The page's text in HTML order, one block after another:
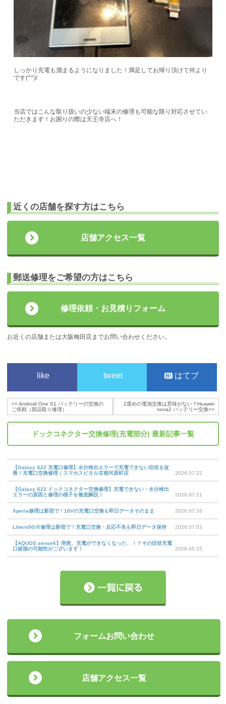
しっかり充電も溜まるようになりました！満足してお帰り頂けて何より
です(^^)/
当店ではこんな取り扱いの少ない端末の修理も可能な限り対応させてい
ただきます！お困りの際は天王寺店へ！
近くの店舗を探す方はこちら
店舗アクセス一覧
郵送修理をご希望の方はこちら
修理依頼・お見積りフォーム
お近くの店舗または大阪梅田店までお問い合わせください。
like tweet はてブ
<<Android One S1 バッテリーの交換の
ご依頼（部品取り修理）
2度めの電池交換は意味がない？Huawei
nova2 バッテリー交換>>
ドックコネクター交換修理(充電部分) 最新記事一覧
【Galaxy S22 充電口修理】水分検出エラーで充電できない症状を改
善！充電口交換修理｜スマホスピタル京都河原町店
2026.07.22
【Galaxy S22 ドックコネクター交換修理】充電できない・水分検出
エラーの原因と修理の様子を徹底解説！
2026.07.21
Xperia修理は新宿で！10Vの充電口交換も即日データそのまま 2026.07.16
Libero5GⅢ修理は新宿で！充電口交換・反応不良も即日データ保持 2026.07.02
【AQUOS sense6】突然、充電ができなくなった、！？その症状充電
口破損の可能性がございます！
2026.05.25
フォームお問い合わせ
店舗アクセス一覧